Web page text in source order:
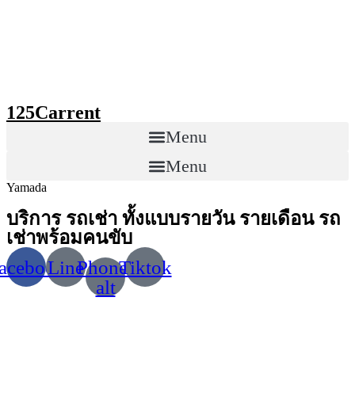
125Carrent
Menu
Menu
Yamada
บริการ รถเช่า ทั้งแบบรายวัน รายเดือน รถ
เช่าพร้อมคนขับ
LinePhone-
alt
Tiktok